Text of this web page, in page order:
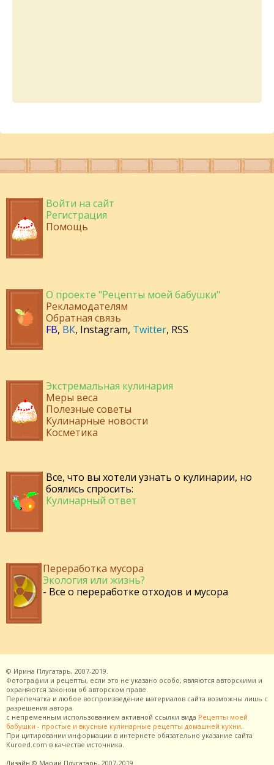
Войти на сайт
Регистрация
Помощь
О проекте "Рецепты моей бабушки"
Рекламодателям
Обратная связь
FB, ВК, Instagram, Twitter, RSS
Экстремальная кулинария
Меры веса
Полезные советы
Кулинарные новости
Косметика
Все, что вы хотели узнать о кулинарии, но
боялись спросить:
Кулинарный ответ
Переработка мусора
Экология или жизнь?
- Все о переработке отходов и мусора
© Ирина Плугатарь, 2007-2019.
Фотографии и рецепты, если это не указано особо, являются авторскими и
охраняются законом об авторском праве.
Перепечатка и любое воспроизведение материалов сайта возможны лишь с
разрешения автора
с непременным использованием активной ссылки вида Рецепты моей
бабушки - простые и вкусные кулинарные рецепты домашней кухни.
При цитировании информации в интернете обязательно указание сайта
Kuroed.com в качестве источника.
Дизайн © Марии Плугатарь, 2007-2019